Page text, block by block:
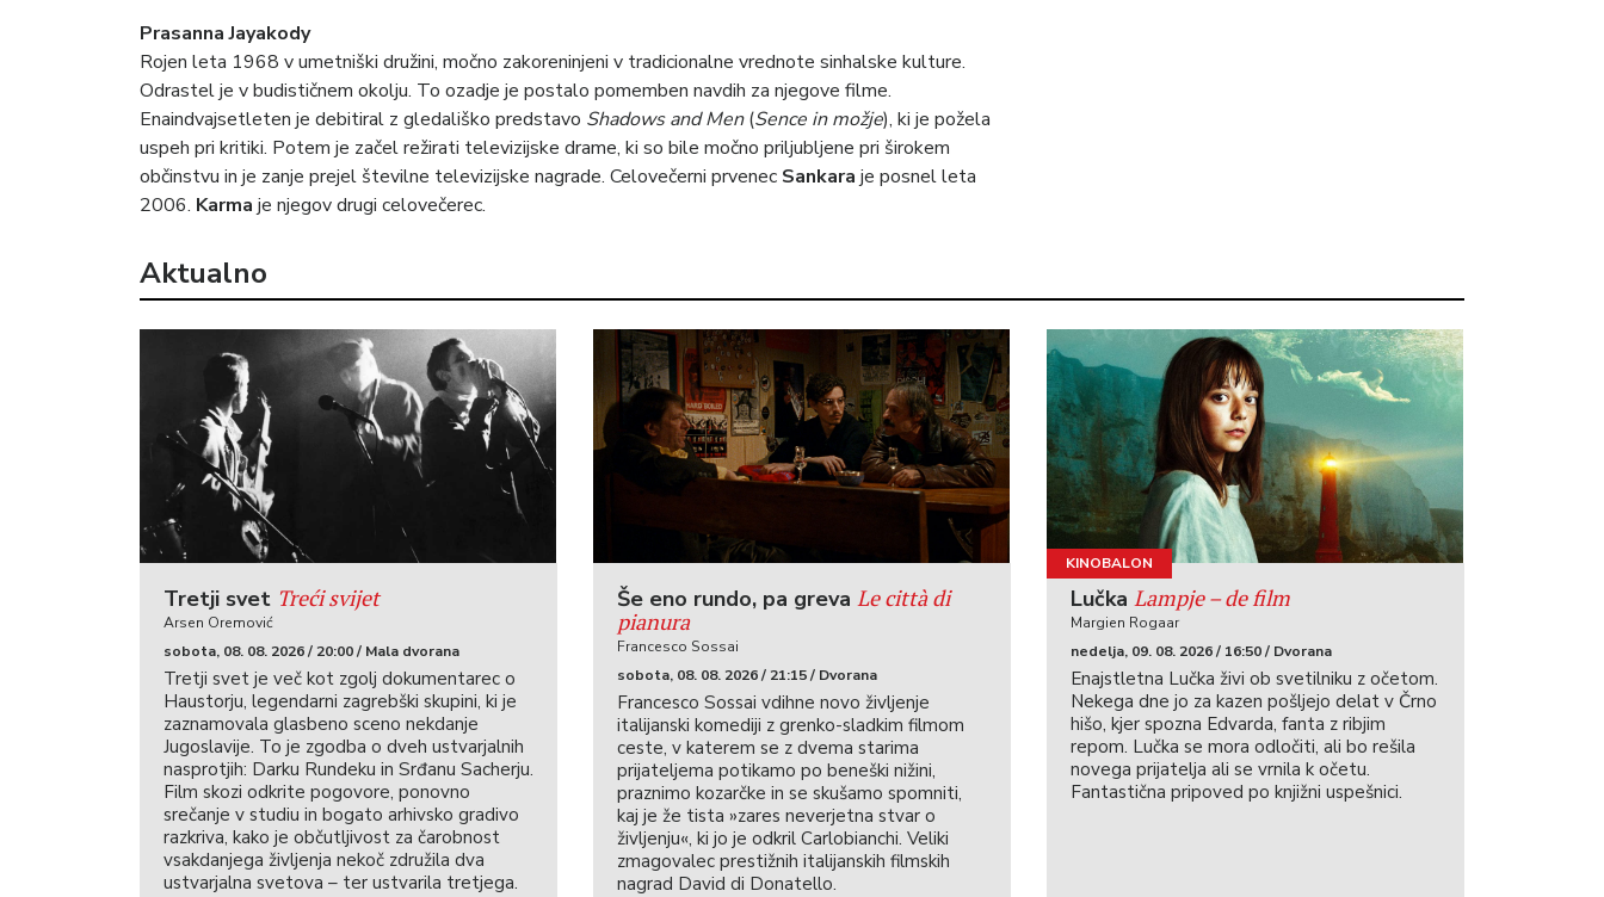
Prasanna Jayakody
Rojen leta 1968 v umetniški družini, močno zakoreninjeni v tradicionalne vrednote sinhalske kulture.
Odrastel je v budističnem okolju. To ozadje je postalo pomemben navdih za njegove filme.
Enaindvajsetleten je debitiral z gledališko predstavo Shadows and Men(Sence in možje), ki je požela
uspeh pri kritiki. Potem je začel režirati televizijske drame, ki so bile močno priljubljene pri širokem
občinstvu in je zanje prejel številne televizijske nagrade. Celovečerni prvenec Sankara je posnel leta
2006. Karma je njegov drugi celovečerec.
Aktualno
Tretji svet Treći svijet
Arsen Oremović
sobota, 08. 08. 2026 / 20:00 / Mala dvorana
Tretji svet je več kot zgolj dokumentarec o
Haustorju, legendarni zagrebški skupini, ki je
zaznamovala glasbeno sceno nekdanje
Jugoslavije. To je zgodba o dveh ustvarjalnih
nasprotjih: Darku Rundeku in Srđanu Sacherju.
Film skozi odkrite pogovore, ponovno
srečanje v studiu in bogato arhivsko gradivo
razkriva, kako je občutljivost za čarobnost
vsakdanjega življenja nekoč združila dva
ustvarjalna svetova – ter ustvarila tretjega.
Še eno rundo, pa greva Le città di
pianura
Francesco Sossai
sobota, 08. 08. 2026 / 21:15 / Dvorana
Francesco Sossai vdihne novo življenje
italijanski komediji z grenko-sladkim filmom
ceste, v katerem se z dvema starima
prijateljema potikamo po beneški nižini,
praznimo kozarčke in se skušamo spomniti,
kaj je že tista »zares neverjetna stvar o
življenju«, ki jo je odkril Carlobianchi. Veliki
zmagovalec prestižnih italijanskih filmskih
nagrad David di Donatello.
KINOBALON
Lučka Lampje – de film
Margien Rogaar
nedelja, 09. 08. 2026 / 16:50 / Dvorana
Enajstletna Lučka živi ob svetilniku z očetom.
Nekega dne jo za kazen pošljejo delat v Črno
hišo, kjer spozna Edvarda, fanta z ribjim
repom. Lučka se mora odločiti, ali bo rešila
novega prijatelja ali se vrnila k očetu.
Fantastična pripoved po knjižni uspešnici.